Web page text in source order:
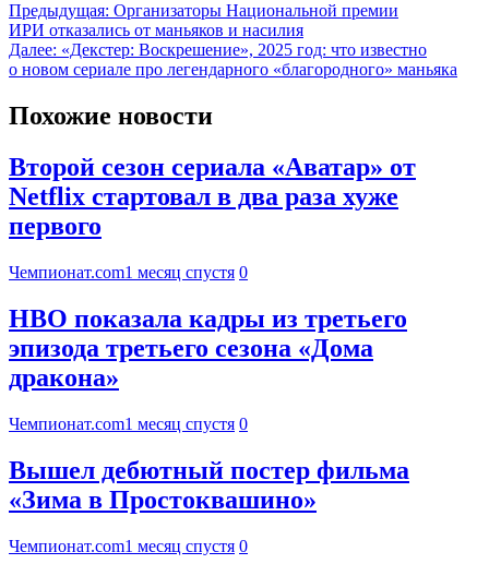
Предыдущая: Организаторы Национальной премии
ИРИ отказались от маньяков и насилия
Далее: «Декстер: Воскрешение», 2025 год: что известно
о новом сериале про легендарного «благородного» маньяка
Похожие новости
Второй сезон сериала «Аватар» от
Netflix стартовал в два раза хуже
первого
Чемпионат.com1 месяц спустя 0
HBO показала кадры из третьего
эпизода третьего сезона «Дома
дракона»
Чемпионат.com1 месяц спустя 0
Вышел дебютный постер фильма
«Зима в Простоквашино»
Чемпионат.com1 месяц спустя 0